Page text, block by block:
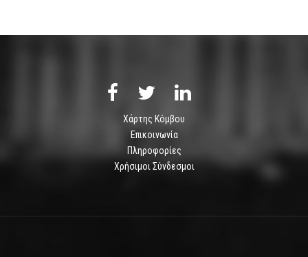
Χάρτης Κόμβου
Επικοινωνία
Πληροφορίες
Χρήσιμοι Σύνδεσμοι